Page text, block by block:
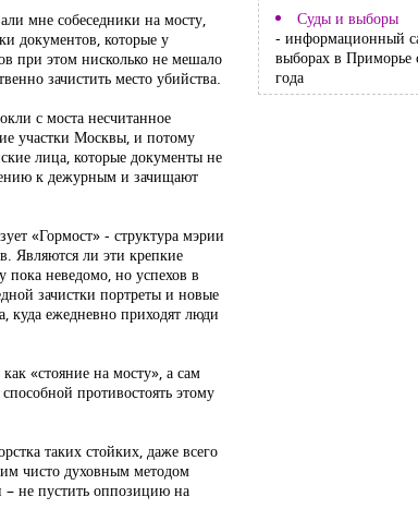
мне собеседники на мосту,
документов, которые у
при этом нисколько не мешало
зачистить место убийства.
с моста несчитанное
участки Москвы, и потому
лица, которые документы не
к дежурным и зачищают
«Гормост» - структура мэрии
Являются ли эти крепкие
неведомо, но успехов в
зачистки портреты и новые
куда ежедневно приходят люди
«стояние на мосту», а сам
противостоять этому
таких стойких, даже всего
чисто духовным методом
– не пустить оппозицию на
Суды и выборы
- информационный
выборах в Приморье
года